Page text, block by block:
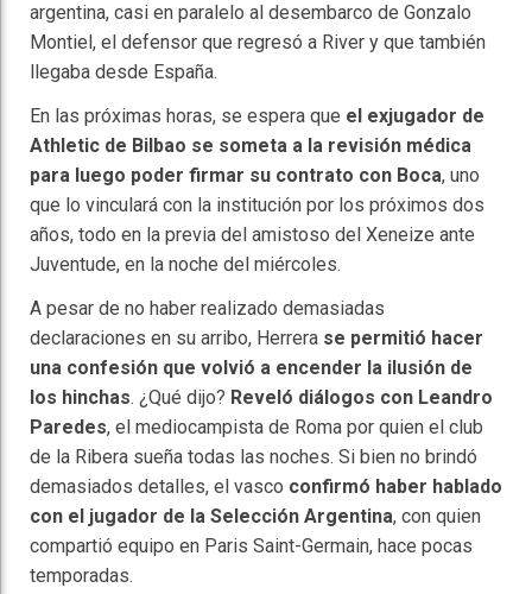
argentina, casi en paralelo al desembarco de Gonzalo
Montiel, el defensor que regresó a River y que también
llegaba desde España.
En las próximas horas, se espera que el exjugador de
Athletic de Bilbao se someta a la revisión médica
para luego poder firmar su contrato con Boca, uno
que lo vinculará con la institución por los próximos dos
años, todo en la previa del amistoso del Xeneize ante
Juventude, en la noche del miércoles.
A pesar de no haber realizado demasiadas
declaraciones en su arribo, Herrera se permitió hacer
una confesión que volvió a encender la ilusión de
los hinchas. ¿Qué dijo? Reveló diálogos con Leandro
Paredes, el mediocampista de Roma por quien el club
de la Ribera sueña todas las noches. Si bien no brindó
demasiados detalles, el vasco confirmó haber hablado
con el jugador de la Selección Argentina, con quien
compartió equipo en Paris Saint-Germain, hace pocas
temporadas.